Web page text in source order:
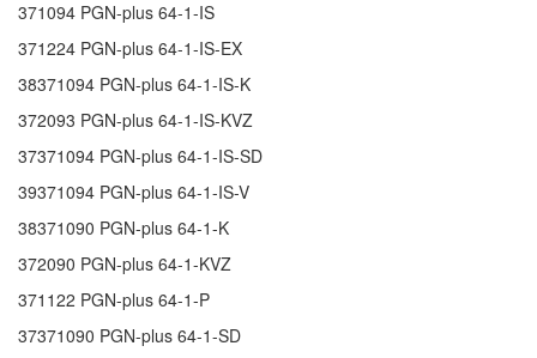
371094 PGN-plus 64-1-IS
371224 PGN-plus 64-1-IS-EX
38371094 PGN-plus 64-1-IS-K
372093 PGN-plus 64-1-IS-KVZ
37371094 PGN-plus 64-1-IS-SD
39371094 PGN-plus 64-1-IS-V
38371090 PGN-plus 64-1-K
372090 PGN-plus 64-1-KVZ
371122 PGN-plus 64-1-P
37371090 PGN-plus 64-1-SD